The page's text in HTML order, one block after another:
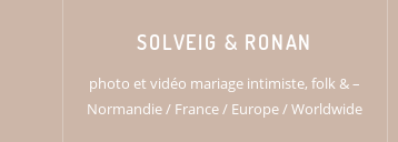
SOLVEIG & RONAN
photo et vidéo mariage intimiste, folk & –
Normandie / France / Europe / Worldwide